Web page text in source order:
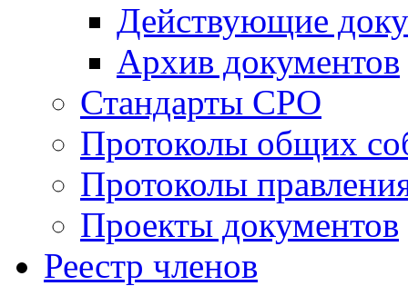
Действующие
Архив документов
Стандарты СРО
Протоколы общих
Протоколы
Проекты документов
Реестр членов